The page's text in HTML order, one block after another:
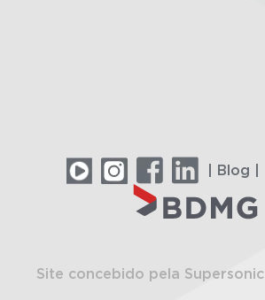
| Blog |
Site concebido pela Supersonic